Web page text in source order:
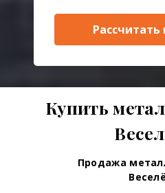
Рассчитать
Купить
Продажа